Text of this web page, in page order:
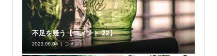
不足を疑う【コメント 22】
2023.06.04 コメント